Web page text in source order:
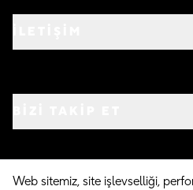
Web sitemiz, site işlevselliği,